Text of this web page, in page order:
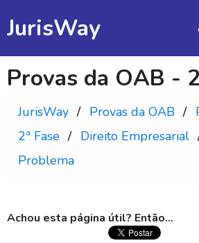
JurisWay
Provas da OAB -
JurisWay Provas da OAB
2ª Fase
Direito Empresarial
Problema
Achou esta página útil? Então...